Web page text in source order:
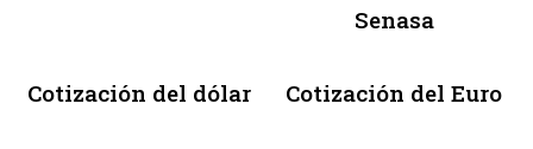
Senasa
Cotización del dólar Cotización del Euro